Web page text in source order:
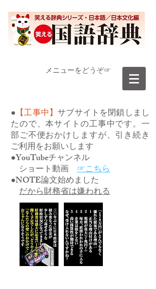
​メニューをどうぞ☞
● 【工事中】サブサイトを閉鎖しまし
たので、本サイトの工事中です。一
部ご不便おかけしますが、引き続き
ご利用をお願いします
●YouTubeチャンネル
ショート動画 ☞こちら
●NOTE論文始めました
だから財務省は嫌われる